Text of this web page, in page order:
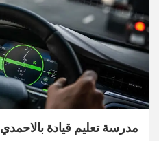
مدرسة تعليم قيادة بالاحمدي